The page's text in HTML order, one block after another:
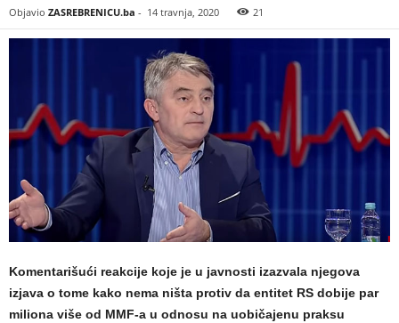
Objavio ZASREBRENICU.ba - 14 travnja, 2020 21
Komentarišući reakcije koje je u javnosti izazvala njegova
izjava o tome kako nema ništa protiv da entitet RS dobije par
miliona više od MMF-a u odnosu na uobičajenu praksu